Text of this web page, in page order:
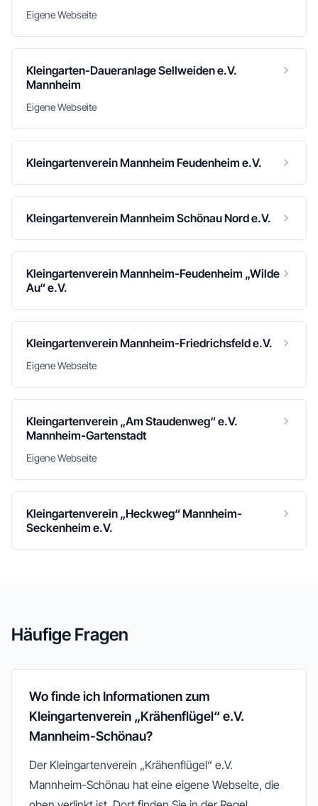
Eigene Webseite
Kleingarten-Daueranlage Sellweiden e.V.
Mannheim
Eigene Webseite
Kleingartenverein Mannheim Feudenheim e.V.
Kleingartenverein Mannheim Schönau Nord e.V.
Kleingartenverein Mannheim-Feudenheim „Wilde
Au“ e.V.
Kleingartenverein Mannheim-Friedrichsfeld e.V.
Eigene Webseite
Kleingartenverein „Am Staudenweg“ e.V.
Mannheim-Gartenstadt
Eigene Webseite
Kleingartenverein „Heckweg“ Mannheim-
Seckenheim e.V.
Häufige Fragen
Wo finde ich Informationen zum
Kleingartenverein „Krähenflügel“ e.V.
Mannheim-Schönau?
Der Kleingartenverein „Krähenflügel“ e.V.
Mannheim-Schönau hat eine eigene Webseite, die